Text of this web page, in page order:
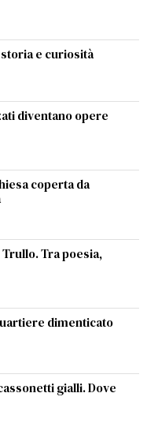
e curiosità
diventano opere
coperta da
Tra poesia,
dimenticato
gialli. Dove